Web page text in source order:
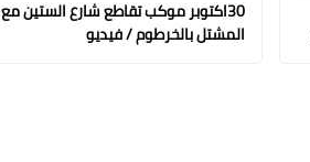
30اكتوبر موكب تقاطع شارع الستين مع
المشتل بالخرطوم / فيديو